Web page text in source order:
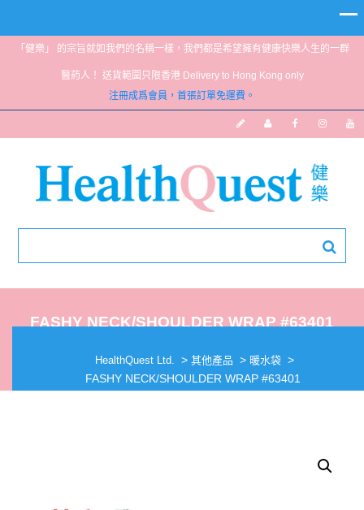
「健樂」 的宗旨就如我們的名稱一樣，我們都是希望擁有健康快樂人生的一群
醫葯人！ 送貨範圍只限香港 Delivery to Hong Kong only
注冊成爲會員，首張訂單免運費。
FASHY NECK/SHOULDER WRAP #63401
HealthQuest Ltd. > 其他產品 > 暖水袋 >
FASHY NECK/SHOULDER WRAP #63401